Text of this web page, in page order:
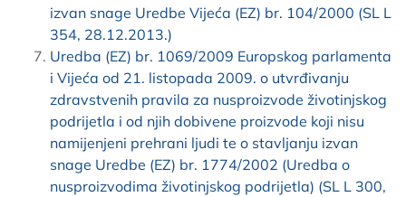
izvan snage Uredbe Vijeća (EZ) br. 104/2000 (SL L
354, 28.12.2013.)
Uredba (EZ) br. 1069/2009 Europskog parlamenta
i Vijeća od 21. listopada 2009. o utvrđivanju
zdravstvenih pravila za nusproizvode životinjskog
podrijetla i od njih dobivene proizvode koji nisu
namijenjeni prehrani ljudi te o stavljanju izvan
snage Uredbe (EZ) br. 1774/2002 (Uredba o
nusproizvodima životinjskog podrijetla) (SL L 300,